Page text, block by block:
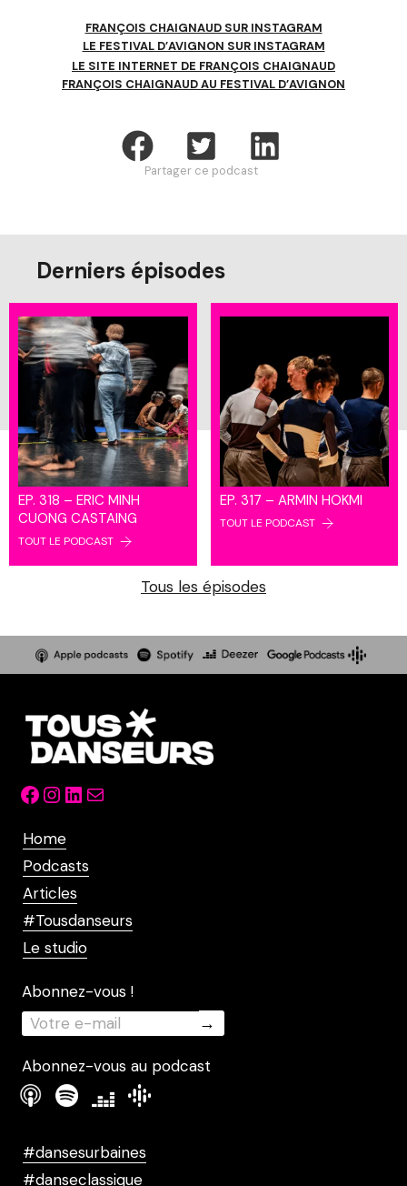
FRANÇOIS CHAIGNAUD SUR INSTAGRAM
LE FESTIVAL D’AVIGNON SUR INSTAGRAM
LE SITE INTERNET DE FRANÇOIS CHAIGNAUD
FRANÇOIS CHAIGNAUD AU FESTIVAL D’AVIGNON
Partager ce podcast
Derniers épisodes
EP. 318 – ERIC MINH
CUONG CASTAING
TOUT LE PODCAST
EP. 317 – ARMIN HOKMI
TOUT LE PODCAST
Tous les épisodes
Facebook
Instagram
LinkedIn
Mail
Home
Podcasts
Articles
#Tousdanseurs
Le studio
Abonnez-vous !
Abonnez-vous au podcast
#dansesurbaines
#danseclassique